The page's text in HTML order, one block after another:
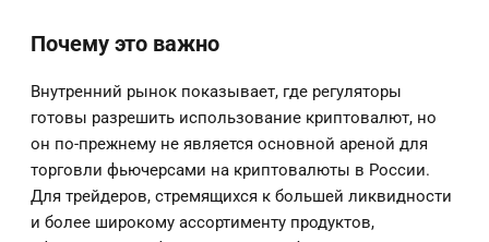
Почему это важно
Внутренний рынок показывает, где регуляторы
готовы разрешить использование криптовалют, но
он по-прежнему не является основной ареной для
торговли фьючерсами на криптовалюты в России.
Для трейдеров, стремящихся к большей ликвидности
и более широкому ассортименту продуктов,